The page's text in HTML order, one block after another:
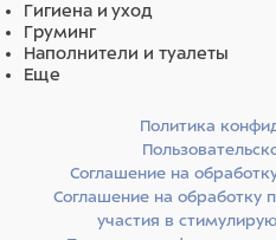
Гигиена и уход
Груминг
Наполнители и туалеты
Еще
Политика
Соглашение на
Соглашение на обработку
участия в